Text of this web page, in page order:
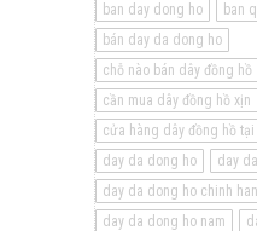
ban day dong ho
ban
bán day da dong ho
chỗ nào bán dây đồng hồ
cần mua dây đồng hồ xịn
cửa hàng dây đồng hồ tại
day da dong ho
day
day da dong ho chinh
day da dong ho nam